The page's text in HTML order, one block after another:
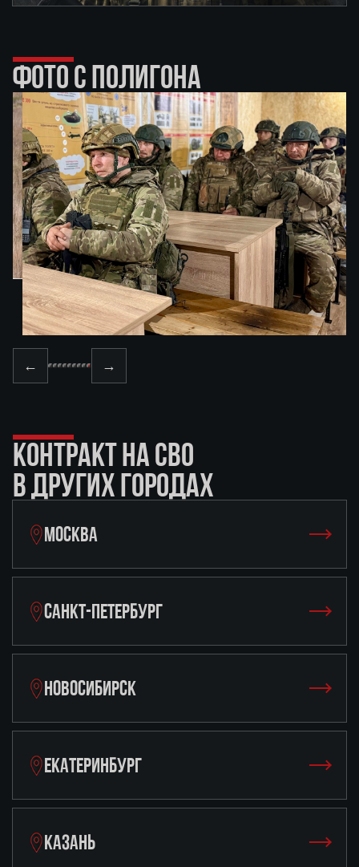
ФОТО С ПОЛИГОНА
← →
КОНТРАКТ НА СВО
В ДРУГИХ ГОРОДАХ
МОСКВА
САНКТ-ПЕТЕРБУРГ
НОВОСИБИРСК
ЕКАТЕРИНБУРГ
КАЗАНЬ